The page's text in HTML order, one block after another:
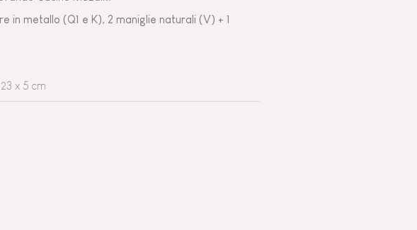
in metallo (Q1 e K), 2 maniglie naturali (V) + 1
x 5 cm